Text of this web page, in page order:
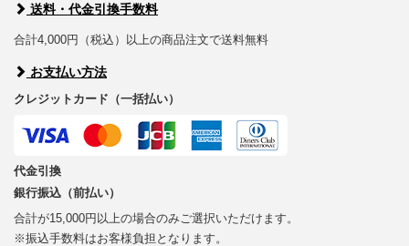
送料・代金引換手数料
合計4,000円（税込）以上の商品注文で送料無料
お支払い方法
クレジットカード（一括払い）
代金引換
銀行振込（前払い）
合計が15,000円以上の場合のみご選択いただけます。
※振込手数料はお客様負担となります。